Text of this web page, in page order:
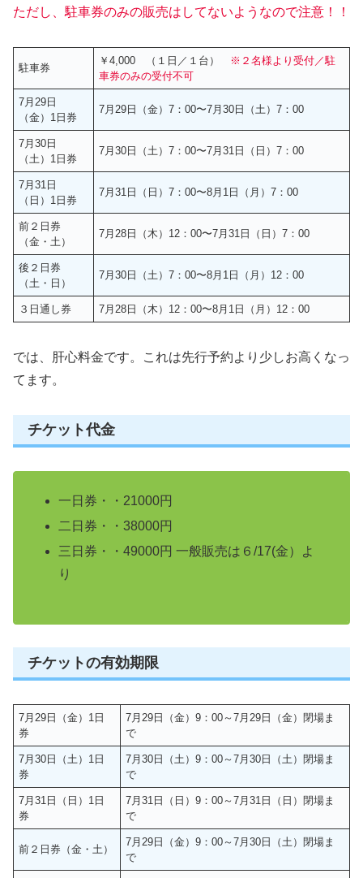
ただし、駐車券のみの販売はしてないよう なので注意！！
駐車券
￥4,000 （１日／１台）
※２名様より受付／駐
車券のみの受付不可
7月29日
（金）1日券
7月29日（金）7：00〜7月30日（土）7：00
7月30日
（土）1日券
7月30日（土）7：00〜7月31日（日）7：00
7月31日
（日）1日券
7月31日（日）7：00〜8月1日（月）7：00
前２日券
（金・土）
7月28日（木）12：00〜7月31日（日）7：00
後２日券
（土・日）
7月30日（土）7：00〜8月1日（月）12：00
３日通し券 7月28日（木）12：00〜8月1日（月）12：00
では、肝心料金です。これは先行予約より少しお高くなっ
てます。
チケット代金
一日券・・21000円
二日券・・38000円
三日券・・49000円 一般販売は６/17(金）よ
り
チケットの有効期限
7月29日（金）1日
券
7月29日（金）9：00～7月29日（金）閉場ま
で
7月30日（土）1日
券
7月30日（土）9：00～7月30日（土）閉場ま
で
7月31日（日）1日
券
7月31日（日）9：00～7月31日（日）閉場ま
で
前２日券（金・土）
7月29日（金）9：00～7月30日（土）閉場ま
で